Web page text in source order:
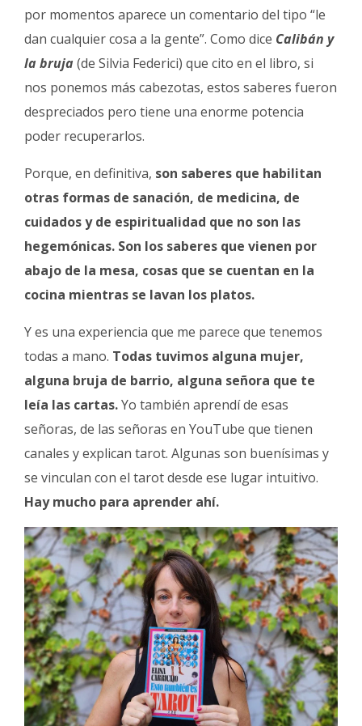
por momentos aparece un comentario del tipo “le
dan cualquier cosa a la gente”. Como dice Calibán y
la bruja(de Silvia Federici) que cito en el libro, si
nos ponemos más cabezotas, estos saberes fueron
despreciados pero tiene una enorme potencia
poder recuperarlos.
Porque, en definitiva, son saberes que habilitan
otras formas de sanación, de medicina, de
cuidados y de espiritualidad que no son las
hegemónicas. Son los saberes que vienen por
abajo de la mesa, cosas que se cuentan en la
cocina mientras se lavan los platos.
Y es una experiencia que me parece que tenemos
todas a mano. Todas tuvimos alguna mujer,
alguna bruja de barrio, alguna señora que te
leía las cartas.Yo también aprendí de esas
señoras, de las señoras en YouTube que tienen
canales y explican tarot. Algunas son buenísimas y
se vinculan con el tarot desde ese lugar intuitivo.
Hay mucho para aprender ahí.